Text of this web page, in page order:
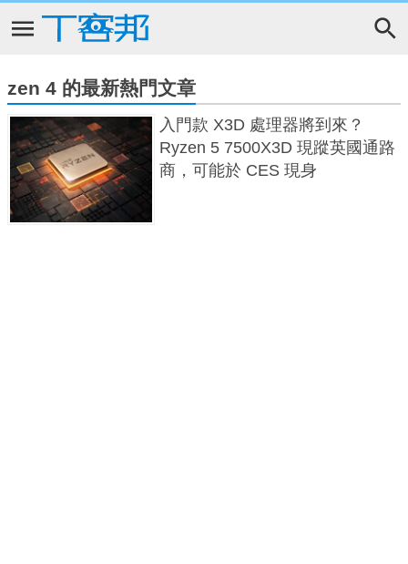
zen 4 的最新熱門文章
入門款 X3D 處理器將到來？
Ryzen 5 7500X3D 現蹤英國通路
商，可能於 CES 現身